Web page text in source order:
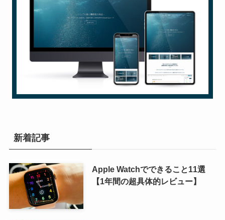
新着記事
Apple Watchでできること11選
【1年間の超具体的レビュー】